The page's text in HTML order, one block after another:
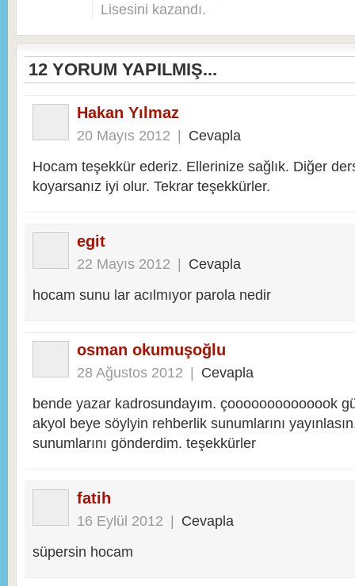
Lisesini kazandı.
12 YORUM YAPILMIŞ...
Hakan Yılmaz
20 Mayıs 2012 | Cevapla
Hocam teşekkür ederiz. Ellerinize sağlık. Diğer
koyarsanız iyi olur. Tekrar teşekkürler.
egit
22 Mayıs 2012 | Cevapla
hocam sunu lar acılmıyor parola nedir
osman okumuşoğlu
28 Ağustos 2012 | Cevapla
bende yazar kadrosundayım. çoooooooooooook
akyol beye söylyin rehberlik sunumlarını
sunumlarını gönderdim. teşekkürler
fatih
16 Eylül 2012 | Cevapla
süpersin hocam